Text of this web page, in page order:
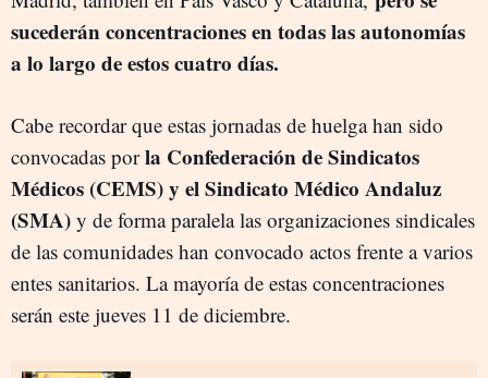
sucederán concentraciones en todas las autonomías
a lo largo de estos cuatro días.
Cabe recordar que estas jornadas de huelga han sido
convocadas porla Confederación de Sindicatos
Médicos (CEMS) y el Sindicato Médico Andaluz
(SMA) y de forma paralela las organizaciones sindicales
de las comunidades han convocado actos frente a varios
entes sanitarios. La mayoría de estas concentraciones
serán este jueves 11 de diciembre.